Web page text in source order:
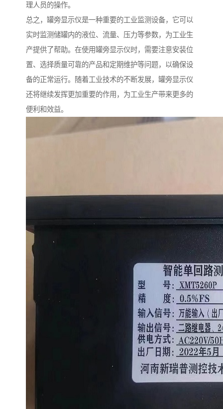
理人员的操作。
总之，罐旁显示仪是一种重要的工业监测设备，它可以
实时监测储罐内的液位、流量、压力等参数，为工业生
产提供了帮助。在使用罐旁显示仪时，需要注意安装位
置、选择质量可靠的产品和定期维护等问题，以确保设
备的正常运行。随着工业技术的不断发展，罐旁显示仪
还将继续发挥更加重要的作用，为工业生产带来更多的
便利和效益。